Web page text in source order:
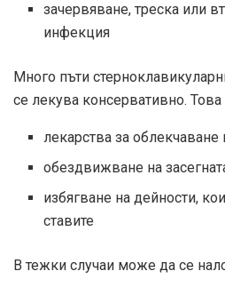
зачервяване, треска или
инфекция
Много пъти
се лекува консервативно.
лекарства за
обездвижване на
избягване на дейности,
ставите
В тежки случаи може да се